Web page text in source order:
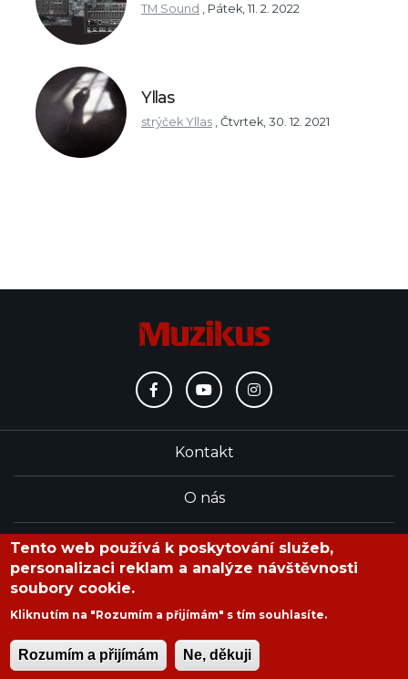
TM Sound , Pátek, 11. 2. 2022
Yllas
strýček Yllas , Čtvrtek, 30. 12. 2021
Kontakt
O nás
Redakce
Copyright © 2020 Muzikus s.r.o.
Tento web používá k poskytování služeb,
personalizaci reklam a analýze návštěvnosti
soubory cookie.
Kliknutím na "Rozumím a přijímám" s tím souhlasíte.
Rozumím a přijímám Ne, děkuji